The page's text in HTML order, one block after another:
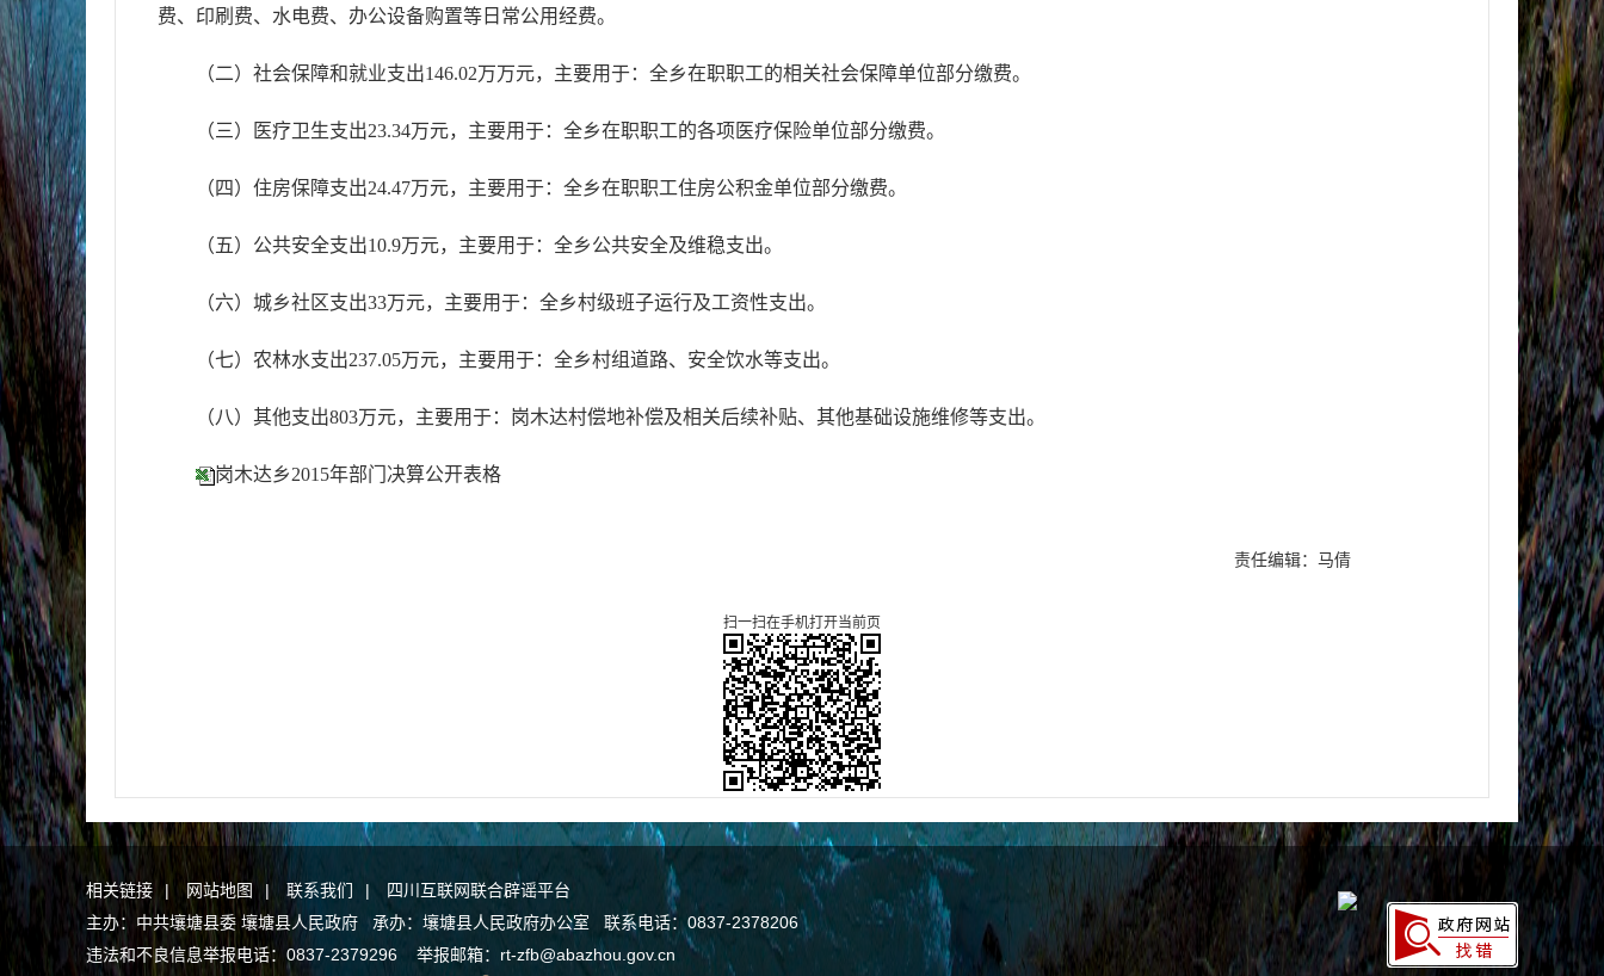
费、印刷费、水电费、办公设备购置等日常公用经费。
（二）社会保障和就业支出146.02万万元，主要用于：全乡在职职工的相关社会保障单位部分缴费。
（三）医疗卫生支出23.34万元，主要用于：全乡在职职工的各项医疗保险单位部分缴费。
（四）住房保障支出24.47万元，主要用于：全乡在职职工住房公积金单位部分缴费。
（五）公共安全支出10.9万元，主要用于：全乡公共安全及维稳支出。
（六）城乡社区支出33万元，主要用于：全乡村级班子运行及工资性支出。
（七）农林水支出237.05万元，主要用于：全乡村组道路、安全饮水等支出。
（八）其他支出803万元，主要用于：岗木达村偿地补偿及相关后续补贴、其他基础设施维修等支出。
岗木达乡2015年部门决算公开表格
责任编辑：马倩
扫一扫在手机打开当前页
相关链接 | 网站地图 | 联系我们 |
四川互联网联合辟谣平台
主办：中共壤塘县委 壤塘县人民政府 承办：壤塘县人民政府办公室 联系电话：0837-2378206
违法和不良信息举报电话：0837-2379296 举报邮箱：rt-zfb@abazhou.gov.cn